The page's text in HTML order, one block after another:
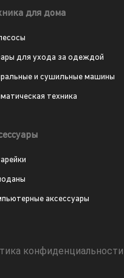
для дома
для ухода за одеждой
и сушильные машины
техника
аксессуары
конфиденциальности